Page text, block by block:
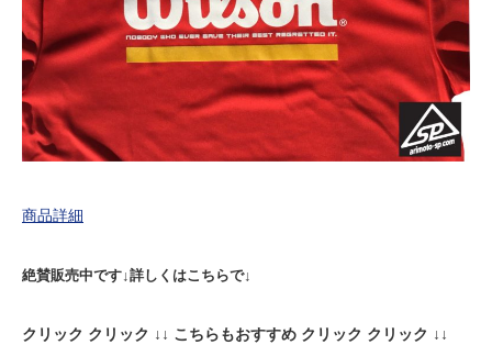
商品詳細
絶賛販売中です↓詳しくはこちらで↓
クリック クリック ↓↓ こちらもおすすめ クリック クリック ↓↓